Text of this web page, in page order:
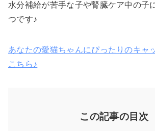
水分補給が苦手な子や腎臓ケア中の子
つです♪
あなたの愛猫ちゃんにぴったりのキャ
こちら♪
この記事の目次